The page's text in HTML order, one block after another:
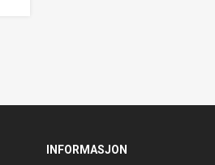
INFORMASJON